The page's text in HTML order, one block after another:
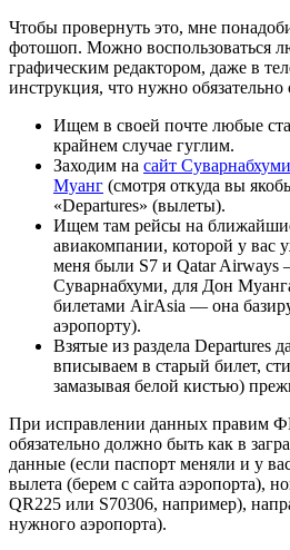
Чтобы провернуть это, мне
фотошоп. Можно воспользоваться
графическим редактором, даже в
инструкция, что нужно обязательно
Ищем в своей почте любые
крайнем случае гуглим.
Заходим на сайт Суварнабхуми
Муанг (смотря откуда вы
«Departures» (вылеты).
Ищем там рейсы на
авиакомпании, которой у вас
меня были S7 и Qatar Airways
Суварнабхуми, для Дон
билетами AirAsia — она
аэропорту).
Взятые из раздела Departures
вписываем в старый билет,
замазывая белой кистью)
При исправлении данных правим
обязательно должно быть как в
данные (если паспорт меняли и у
вылета (берем с сайта аэропорта),
QR225 или S70306, например),
нужного аэропорта).